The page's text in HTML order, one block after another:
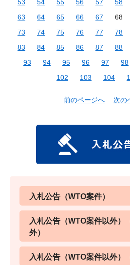
53
54 55 56 57 58
63
64 65 66 67 68
73
74 75 76 77 78
83
84 85 86 87 88
93
94 95 96 97 98
102
103 104
前のページへ 次の
入札公告（WTO案件）
入札公告（WTO案件以外）
外）
入札公告（WTO案件以外）